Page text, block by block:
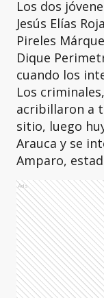
Los dos
Jesús Elías
Pireles
Dique
cuando los
Los
acribillaron a
sitio, luego
Arauca y se
Amparo,
Ads